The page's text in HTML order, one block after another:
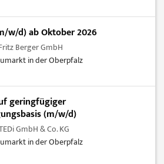
w/d) ab Oktober 2026
Berger GmbH
in der Oberpfalz
geringfügiger
(m/w/d)
GmbH & Co. KG
in der Oberpfalz